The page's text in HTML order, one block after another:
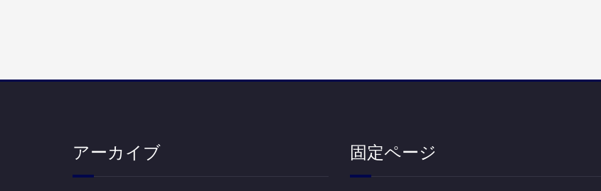
アーカイブ 固定ページ